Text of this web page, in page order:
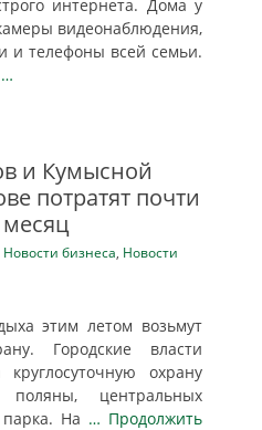
интернета. Дома у
видеонаблюдения,
и телефоны всей семьи.
и Кумысной
потратят почти
Новости бизнеса, Новости
этим летом возьмут
Городские власти
охрану
центральных
парка. На … Продолжить